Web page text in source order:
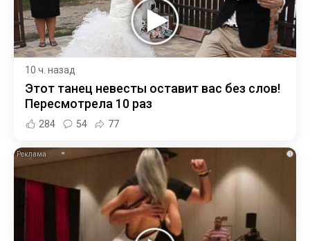
10 ч. назад
Этот танец невесты оставит вас без слов!
Пересмотрела 10 раз
284 54 77
i